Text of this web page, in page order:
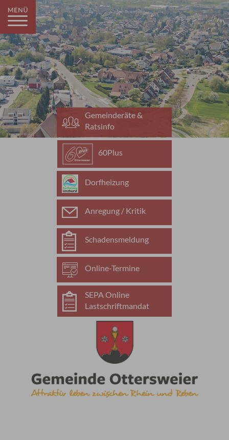
Gemeinderäte &
Ratsinfo
60Plus
Dorfheizung
Anregung / Kritik
Schadensmeldung
Online-Termine
SEPA Online
Lastschriftmandat